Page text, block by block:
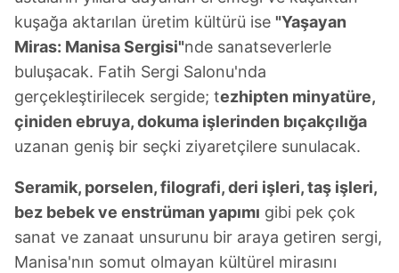
kuşağa aktarılan üretim kültürü ise "Yaşayan
Miras: Manisa Sergisi"nde sanatseverlerle
buluşacak. Fatih Sergi Salonu'nda
gerçekleştirilecek sergide; tezhipten minyatüre,
çiniden ebruya, dokuma işlerinden bıçakçılığa
uzanan geniş bir seçki ziyaretçilere sunulacak.
Seramik, porselen, filografi, deri işleri, taş işleri,
bez bebek ve enstrüman yapımı gibi pek çok
sanat ve zanaat unsurunu bir araya getiren sergi,
Manisa'nın somut olmayan kültürel mirasını